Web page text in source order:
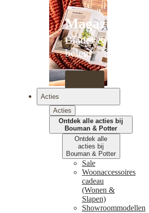
Magazines
Blader &
beleef
Acties
Acties
Ontdek alle acties bij
Bouman & Potter
Ontdek alle
acties bij
Bouman & Potter
Sale
Woonaccessoires
cadeau
(Wonen &
Slapen)
Showroommodellen